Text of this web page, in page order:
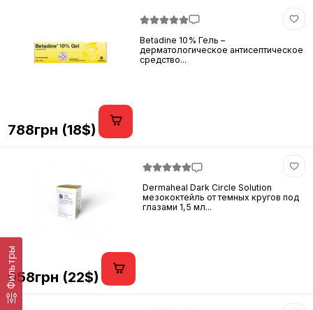
Фильтры
Betadine 10% Гель –
дерматологическое антисептическое
средство...
788грн (18$)
Dermaheal Dark Circle Solution
мезококтейль от темных кругов под
глазами 1,5 мл...
958грн (22$)